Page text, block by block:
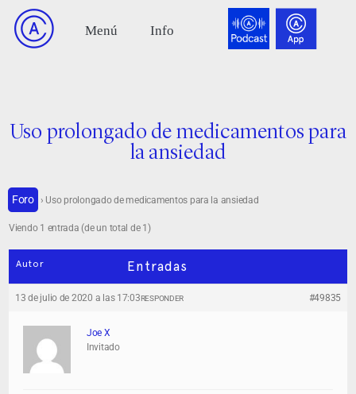
Uso prolongado de medicamentos para
la ansiedad
Foro › Uso prolongado de medicamentos para la ansiedad
Viendo 1 entrada (de un total de 1)
Autor Entradas
13 de julio de 2020 a las 17:03 #49835
RESPONDER
Joe X
Invitado